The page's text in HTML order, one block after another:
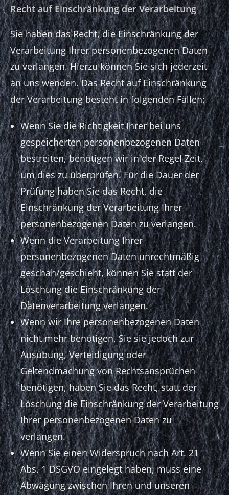
Recht auf Einschränkung der Verarbeitung
Sie haben das Recht, die Einschränkung der
Verarbeitung Ihrer personenbezogenen Daten
zu verlangen. Hierzu können Sie sich jederzeit
an uns wenden. Das Recht auf Einschränkung
der Verarbeitung besteht in folgenden Fällen:
Wenn Sie die Richtigkeit Ihrer bei uns
gespeicherten personenbezogenen Daten
bestreiten, benötigen wir in der Regel Zeit,
um dies zu überprüfen. Für die Dauer der
Prüfung haben Sie das Recht, die
Einschränkung der Verarbeitung Ihrer
personenbezogenen Daten zu verlangen.
Wenn die Verarbeitung Ihrer
personenbezogenen Daten unrechtmäßig
geschah/geschieht, können Sie statt der
Löschung die Einschränkung der
Datenverarbeitung verlangen.
Wenn wir Ihre personenbezogenen Daten
nicht mehr benötigen, Sie sie jedoch zur
Ausübung, Verteidigung oder
Geltendmachung von Rechtsansprüchen
benötigen, haben Sie das Recht, statt der
Löschung die Einschränkung der Verarbeitung
Ihrer personenbezogenen Daten zu
verlangen.
Wenn Sie einen Widerspruch nach Art. 21
Abs. 1 DSGVO eingelegt haben, muss eine
Abwägung zwischen Ihren und unseren